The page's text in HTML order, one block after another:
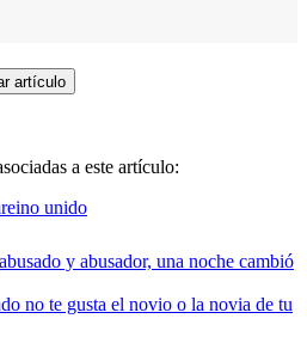
artículo
a este artículo:
reino unido
y abusador, una noche cambió
no te gusta el novio o la novia de tu